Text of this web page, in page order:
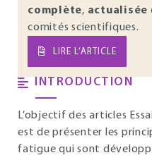
complète, actualisée
comités scientifiques.
LIRE L’ARTICLE
INTRODUCTION
L’objectif des articles
est de présenter les
fatigue qui sont